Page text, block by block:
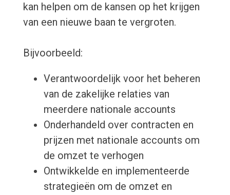
kan helpen om de kansen op het krijgen
van een nieuwe baan te vergroten.
Bijvoorbeeld:
Verantwoordelijk voor het beheren
van de zakelijke relaties van
meerdere nationale accounts
Onderhandeld over contracten en
prijzen met nationale accounts om
de omzet te verhogen
Ontwikkelde en implementeerde
strategieën om de omzet en